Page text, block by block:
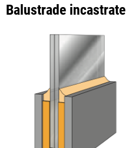
Balustrade incastrate